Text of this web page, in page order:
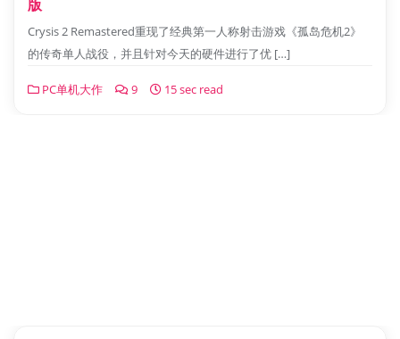
版
Crysis 2 Remastered重现了经典第一人称射击游戏《孤岛危机2》
的传奇单人战役，并且针对今天的硬件进行了优 […]
PC单机大作 9 15 sec read